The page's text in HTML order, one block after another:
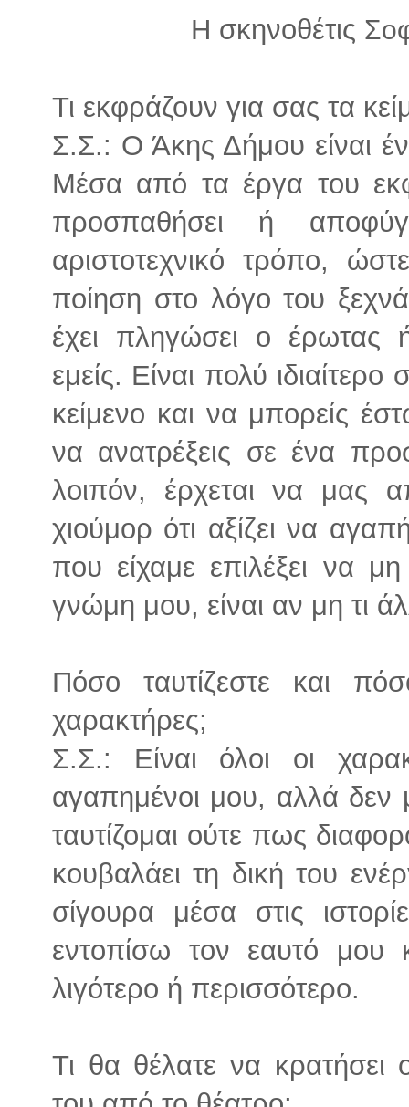
Η σκηνοθέτις
Τι εκφράζουν για σας τα
Σ.Σ.: Ο Άκης Δήμου είναι
Μέσα από τα έργα του
προσπαθήσει ή
αριστοτεχνικό τρόπο,
ποίηση στο λόγο του
έχει πληγώσει ο έρωτας
εμείς. Είναι πολύ
κείμενο και να μπορείς
να ανατρέξεις σε ένα
λοιπόν, έρχεται να μας
χιούμορ ότι αξίζει να
που είχαμε επιλέξει να
γνώμη μου, είναι αν μη τι
Πόσο ταυτίζεστε και
χαρακτήρες;
Σ.Σ.: Είναι όλοι οι
αγαπημένοι μου, αλλά
ταυτίζομαι ούτε πως
κουβαλάει τη δική του
σίγουρα μέσα στις
εντοπίσω τον εαυτό μου
λιγότερο ή περισσότερο.
Τι θα θέλατε να